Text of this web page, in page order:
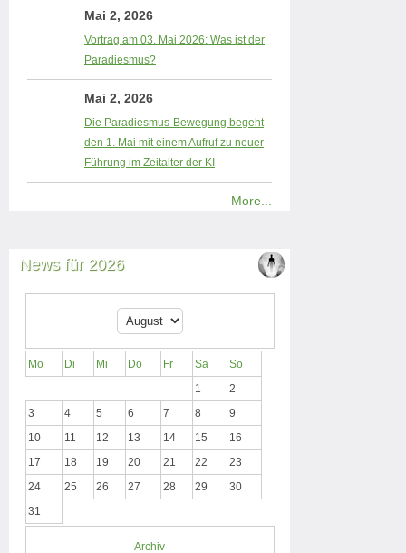
Mai 2, 2026
Vortrag am 03. Mai 2026: Was ist der
Paradiesmus?
Mai 2, 2026
Die Paradiesmus-Bewegung begeht
den 1. Mai mit einem Aufruf zu neuer
Führung im Zeitalter der KI
More...
News für 2026
Mo Di Mi Do Fr Sa
So
1
2
3
4 5 6 7 8
9
10
11 12 13 14 15
16
17
18 19 20 21 22
23
24
25 26 27 28 29
30
31
Archiv